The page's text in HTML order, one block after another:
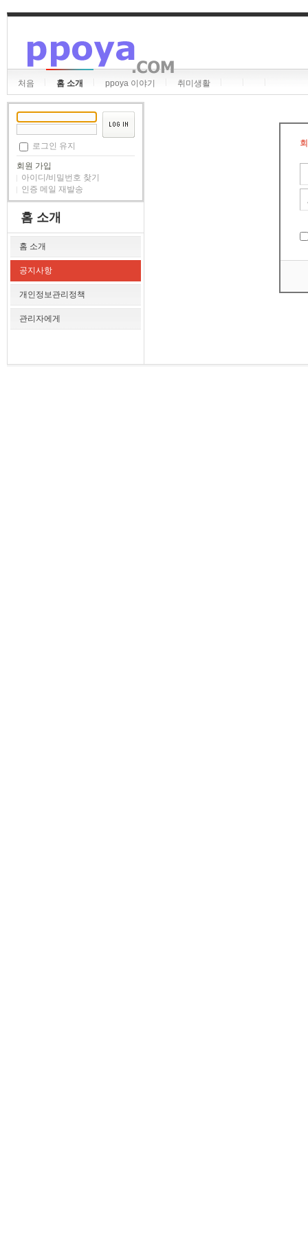
처음 홈 소개 ppoya 이야기 취미생활
로그인 유지
회원 가입
아이디/비밀번호 찾기
인증 메일 재발송
홈 소개
홈 소개
공지사항
개인정보관리정책
관리자에게